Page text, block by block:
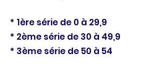
* 1ère série de 0 à 29,9
* 2ème série de 30 à 49,9
* 3ème série de 50 à 54